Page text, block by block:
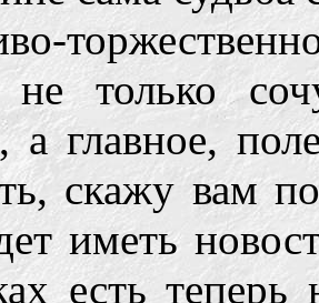
не только
а главное,
скажу вам
иметь
есть